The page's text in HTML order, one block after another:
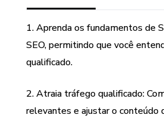
1. Aprenda os fundamentos de
SEO, permitindo que você
qualificado.
2. Atraia tráfego qualificado:
relevantes e ajustar o conteúdo